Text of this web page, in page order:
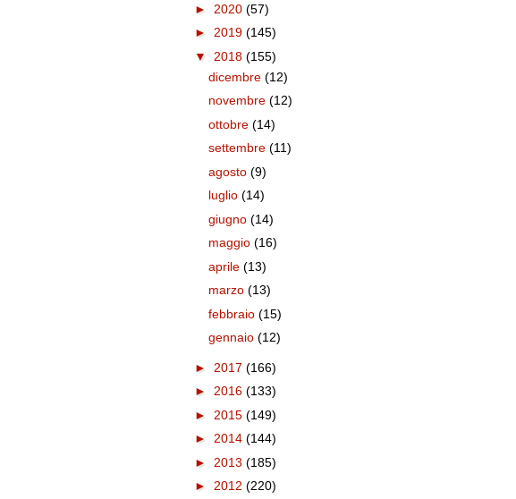
► 2020 (57)
► 2019 (145)
▼ 2018 (155)
dicembre(12)
novembre(12)
ottobre(14)
settembre(11)
agosto(9)
luglio(14)
giugno(14)
maggio(16)
aprile(13)
marzo(13)
febbraio(15)
gennaio(12)
► 2017 (166)
► 2016 (133)
► 2015 (149)
► 2014 (144)
► 2013 (185)
► 2012 (220)